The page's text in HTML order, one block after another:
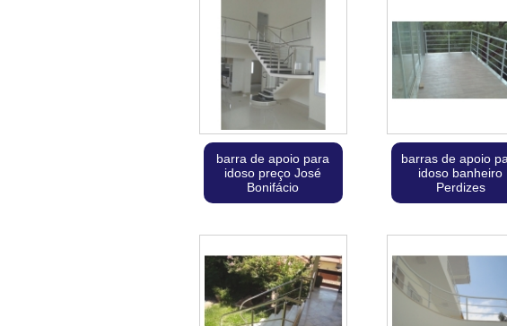
barra de apoio para
idoso preço José
Bonifácio
barras de apoio
idoso banheiro
Perdizes